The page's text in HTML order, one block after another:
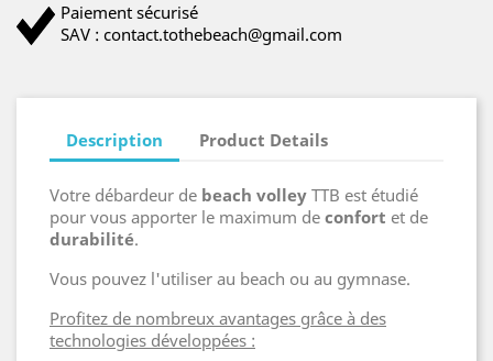
Paiement sécurisé
SAV : contact.tothebeach@gmail.com
Description Product Details
Votre débardeur de beach volley TTB est étudié
pour vous apporter le maximum de confort et de
durabilité.
Vous pouvez l'utiliser au beach ou au gymnase.
Profitez de nombreux avantages grâce à des
technologies développées :